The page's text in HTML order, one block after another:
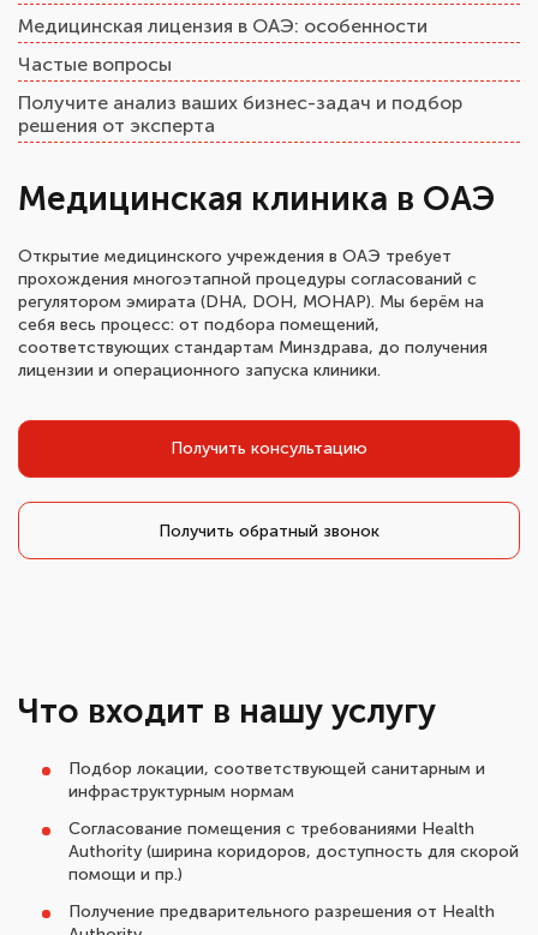
Медицинская клиника в ОАЭ
Открытие медицинского учреждения в ОАЭ требует
прохождения многоэтапной процедуры согласований с
регулятором эмирата (DHA, DOH, MOHAP). Мы берём на
себя весь процесс: от подбора помещений,
соответствующих стандартам Минздрава, до получения
лицензии и операционного запуска клиники.
Получить консультацию
Получить обратный звонок
Что входит в нашу услугу
Подбор локации, соответствующей санитарным и
инфраструктурным нормам
Согласование помещения с требованиями Health
Authority (ширина коридоров, доступность для скорой
помощи и пр.)
Получение предварительного разрешения от Health
Медицинская лицензия в ОАЭ: особенности
Частые вопросы
Получите анализ ваших бизнес-задач и подбор
решения от эксперта